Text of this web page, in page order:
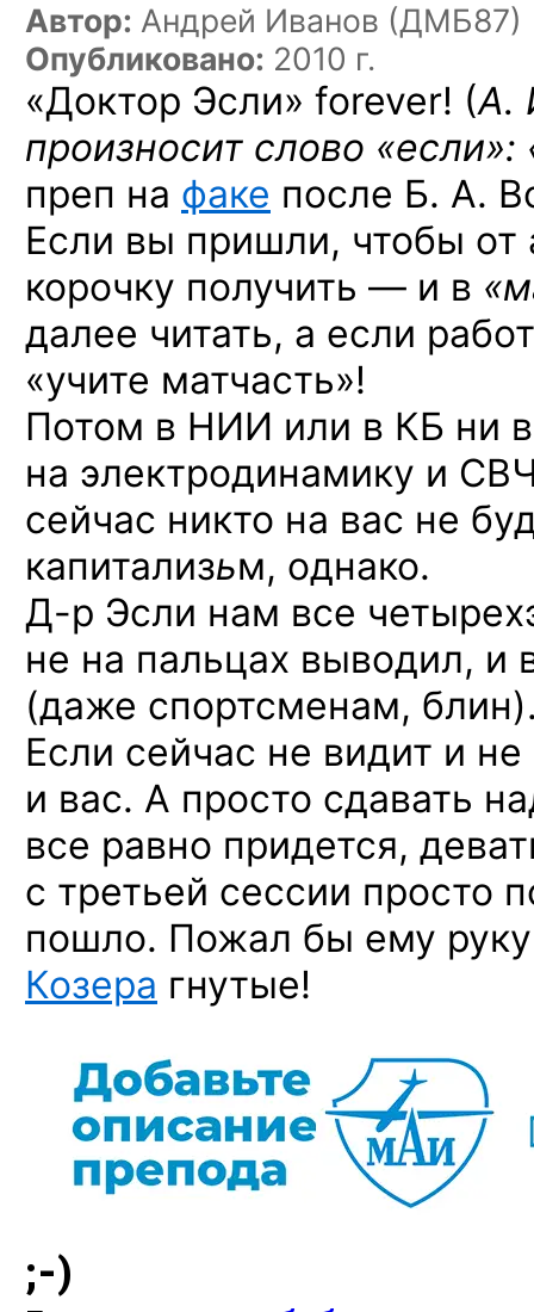
Автор: Андрей Иванов (ДМБ87)
Опубликовано: 2010 г.
«Доктор Эсли» forever! (А.
произносит слово «если»:
преп на факе после Б. А.
Если вы пришли, чтобы от
корочку получить — и в
далее читать, а если
«учите матчасть»!
Потом в НИИ или в КБ ни
на электродинамику и
сейчас никто на вас не
капитализьм, однако.
Д-р Эсли нам все
не на пальцах выводил, и
(даже спортсменам,
Если сейчас не видит и
и вас. А просто сдавать
все равно придется,
с третьей сессии просто
пошло. Пожал бы ему
Козера гнутые!